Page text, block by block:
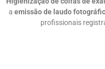
a emissão de laudo
profissionais